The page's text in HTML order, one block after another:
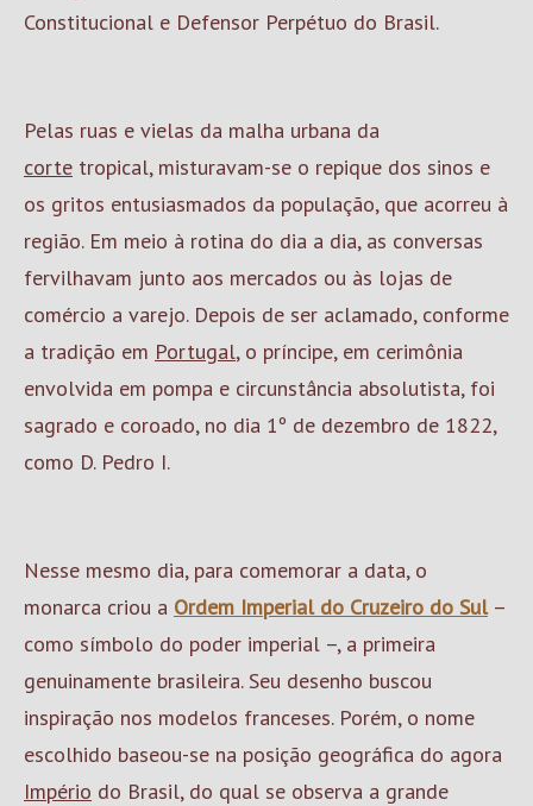
Constitucional e Defensor Perpétuo do Brasil.
Pelas ruas e vielas da malha urbana da
corte tropical, misturavam-se o repique dos sinos e
os gritos entusiasmados da população, que acorreu à
região. Em meio à rotina do dia a dia, as conversas
fervilhavam junto aos mercados ou às lojas de
comércio a varejo. Depois de ser aclamado, conforme
a tradição em Portugal, o príncipe, em cerimônia
envolvida em pompa e circunstância absolutista, foi
sagrado e coroado, no dia 1º de dezembro de 1822,
como D. Pedro I.
Nesse mesmo dia, para comemorar a data, o
monarca criou a Ordem Imperial do Cruzeiro do Sul–
como símbolo do poder imperial –, a primeira
genuinamente brasileira. Seu desenho buscou
inspiração nos modelos franceses. Porém, o nome
escolhido baseou-se na posição geográfica do agora
Império do Brasil, do qual se observa a grande